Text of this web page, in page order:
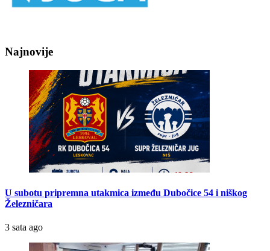
Najnovije
U subotu pripremna utakmica između Dubočice 54 i niškog
Železničara
3 sata ago